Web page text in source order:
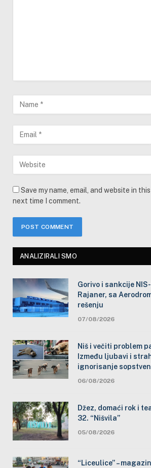
Save my name, email, and website in
next time I comment.
ANALIZIRALI SMO
Gorivo i sankcije
Rajaner, sa
rešenju
07/08/2026
Niš i večiti problem
Između ljubavi i
ignorisanje
06/08/2026
Džez, domaći rok i
32. “Nišvila”
05/08/2026
“Liceulice” –